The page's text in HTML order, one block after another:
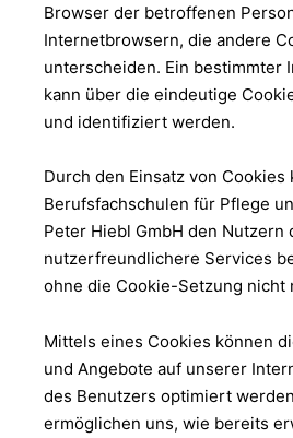
Browser der betroffenen
Internetbrowsern, die andere
unterscheiden. Ein bestimmter
kann über die eindeutige
und identifiziert werden.
Durch den Einsatz von Cookies
Berufsfachschulen für Pflege
Peter Hiebl GmbH den
nutzerfreundlichere Services
ohne die Cookie-Setzung nicht
Mittels eines Cookies können
und Angebote auf unserer
des Benutzers optimiert
ermöglichen uns, wie bereits